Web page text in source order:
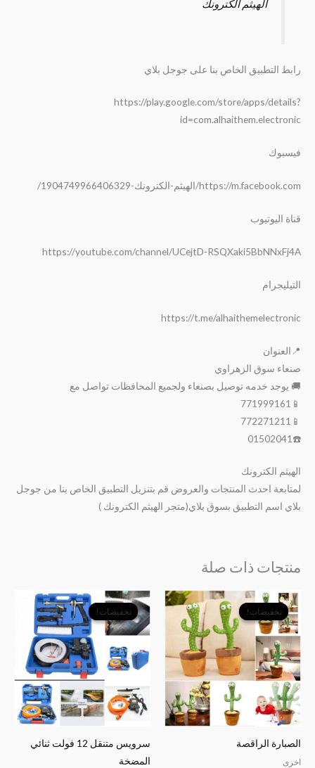
الهيثم الكترونك
رابط التطبيق الخاص بنا على جوجل بلاي
https://play.google.com/store/apps/details?
id=com.alhaithem.electronic
فيسبوك
https://m.facebook.com/الهيثم-الكترونك-1904749966406329/
قناة اليوتيوب
https://youtube.com/channel/UCejtD-RSQXaki5BbNNxFj4A
التيليجرام
https://t.me/alhaithemelectronic
📍العنوان
صنعاء سوق الزهراوي
🚚 يوجد خدمه توصيل بصنعاء ولجميع المحافظات تواصل مع
📱771999161
📱772271211
☎️01502041
الهيثم الكترونك
لمتابعة احدث المنتجات والعروض قم بتنزيل التطبيق الخاص بنا من جوجل
بلاي اسم التطبيق بسوق بلاي(متجر الهيثم الكترونك )
منتجات ذات صلة
تخفيضات!
تخفيضات!
الصبارة الراقصة
اخرى
السعر
الأصلي
هو:
﷼12,000.
السعر
الحالي
هو:
﷼5,500.
تخفيضات!
تخفيضات!
سرويس متنقل 12 فولت ثنائي
المضخة
السعر
الأصلي
هو:
﷼20,000.
السعر
الحالي
هو:
﷼19,000.